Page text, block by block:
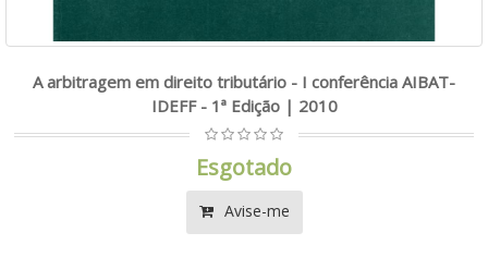
A arbitragem em direito tributário - I conferência AIBAT-
IDEFF - 1ª Edição | 2010
Esgotado
Avise-me